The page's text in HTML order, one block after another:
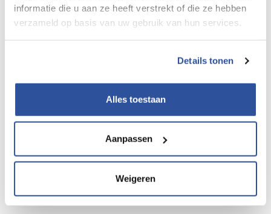
informatie die u aan ze heeft verstrekt of die ze hebben
verzameld op basis van uw gebruik van hun services.
Details tonen
Alles toestaan
Aanpassen
Weigeren
leggen eenduidig de gesprekken en adviezen op
persoonsniveau vast. Hiermee borgen we de kwaliteit van
Leeshierhet persbericht over het preventiezorgportaal.
Natuurlijk is na de start van dit portaal ook ruimte voor
doorontwikkeling. Tips, suggesties? Meld deze bij het team